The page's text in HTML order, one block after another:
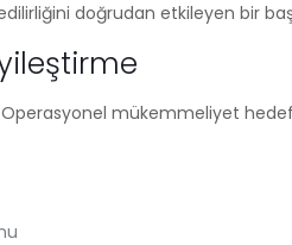
doğrudan etkileyen bir
mükemmeliyet